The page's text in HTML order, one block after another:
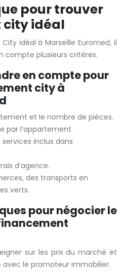
pour trouver
city idéal
idéal à Marseille Euromed, il
compte plusieurs critères.
en compte pour
city à
et le nombre de pièces.
par l’appartement.
inclus dans
d’agence.
des transports en
verts.
pour négocier le
sur les prix du marché et
le promoteur immobilier.